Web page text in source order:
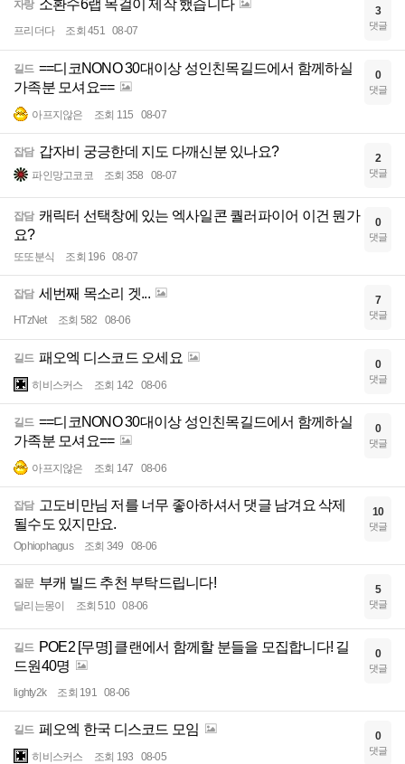
자랑 소환수6랩 목걸이 제작 했습니다
프리더다 조회 451 08-07
3
댓글
길드 ==디코NONO 30대이상 성인친목길드에서 함께하실
가족분 모셔요==
아프지않은 조회 115 08-07
0
댓글
잡담 갑자비 궁긍한데 지도 다깨신분 있나요?
파인망고코코 조회 358 08-07
2
댓글
잡담 캐릭터 선택창에 있는 엑사일콘 퀄러파이어 이건 뭔가
요?
또또분식 조회 196 08-07
0
댓글
잡담 세번째 목소리 겟...
HTzNet 조회 582 08-06
7
댓글
길드 패오엑 디스코드 오세요
히비스커스 조회 142 08-06
0
댓글
길드 ==디코NONO 30대이상 성인친목길드에서 함께하실
가족분 모셔요==
아프지않은 조회 147 08-06
0
댓글
잡담 고도비만님 저를 너무 좋아하셔서 댓글 남겨요 삭제
될수도 있지만요.
Ophiophagus 조회 349 08-06
10
댓글
질문 부캐 빌드 추천 부탁드립니다!
달리는몽이 조회 510 08-06
5
댓글
길드 POE2 [무명] 클랜에서 함께할 분들을 모집합니다! 길
드원40명
lighty2k 조회 191 08-06
0
댓글
길드 페오엑 한국 디스코드 모임
히비스커스 조회 193 08-05
0
댓글